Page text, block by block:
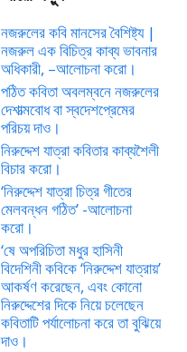
নজরুলের কবি মানসের বৈশিষ্ট্য |
নজরুল এক বিচিত্র কাব্য ভাবনার
অধিকারী, –আলোচনা করো।
পঠিত কবিতা অবলম্বনে নজরুলের
দেশাত্মবোধ বা স্বদেশপ্রেমের
পরিচয় দাও।
নিরুদ্দেশ যাত্রা কবিতার কাব্যশৈলী
বিচার করো।
‘নিরুদ্দেশ যাত্রা চিত্র গীতের
মেলবন্ধন গঠিত’ -আলোচনা
করো।
‘ষে অপরিচিতা মধুর হাসিনী
বিদেশিনী কবিকে ‘নিরুদ্দেশ যাত্রায়’
আকর্ষণ করেছেন, এবং কোনো
নিরুদ্দেশের দিকে নিয়ে চলেছেন
কবিতাটি পর্যালোচনা করে তা বুঝিয়ে
দাও।